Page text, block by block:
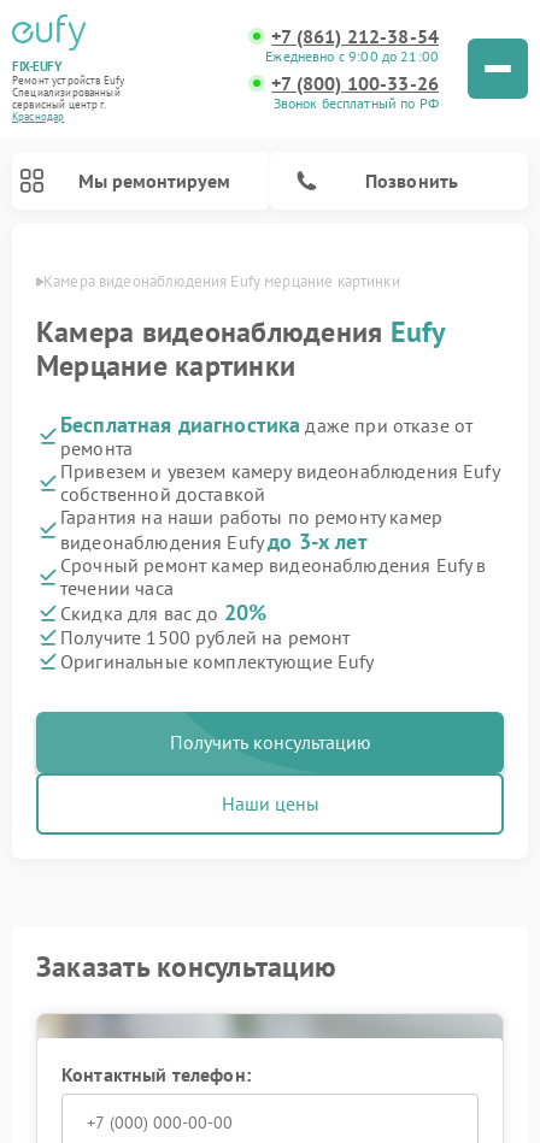
FIX-EUFY
Ремонт устройств Eufy
Специализированный
cервисный центр г.
Краснодар
+7 (861) 212-38-54
Ежедневно с 9:00 до 21:00
+7 (800) 100-33-26
Звонок бесплатный по РФ
Мы ремонтируем Позвонить
Камера видеонаблюдения Eufy мерцание картинки
Камера видеонаблюдения Eufy
Мерцание картинки
Бесплатная диагностика даже при отказе от
ремонта
Привезем и увезем камеру видеонаблюдения Eufy
собственной доставкой
Гарантия на наши работы по ремонту камер
видеонаблюдения Eufyдо 3-х лет
Срочный ремонт камер видеонаблюдения Eufy в
течении часа
Скидка для вас до 20%
Получите 1500 рублей на ремонт
Оригинальные комплектующие Eufy
Получить консультацию
Наши цены
Заказать консультацию
Контактный телефон: